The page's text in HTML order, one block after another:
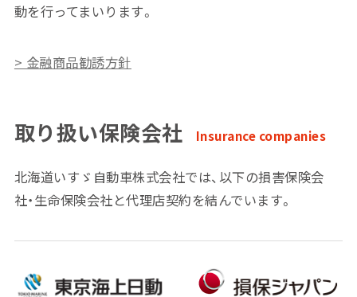
動を行ってまいります。
> 金融商品勧誘方針
取り扱い保険会社 Insurance companies
北海道いすゞ自動車株式会社では、以下の損害保険会
社・生命保険会社と代理店契約を結んでいます。